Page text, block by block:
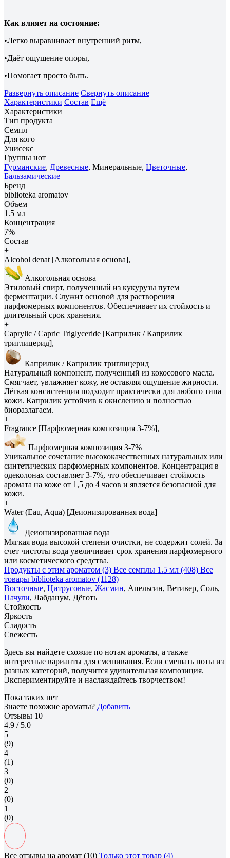
Как влияет на состояние:
•Легко выравнивает внутренний ритм,
•Даёт ощущение опоры,
•Помогает просто быть.
Развернуть описание Свернуть описание
Характеристики Состав Ещё
Характеристики
Тип продукта
Семпл
Для кого
Унисекс
Группы нот
Гурманские, Древесные, Минеральные, Цветочные,
Бальзамические
Бренд
biblioteka aromatov
Объем
1.5 мл
Концентрация
7%
Состав
+
Alcohol denat [Алкогольная основа],
Алкогольная основа
Этиловый спирт, полученный из кукурузы путем
ферментации. Служит основой для растворения
парфюмерных компонентов. Обеспечивает их стойкость и
длительный срок хранения.
+
Caprylic / Capric Triglyceride [Каприлик / Каприлик
триглицерид],
Каприлик / Каприлик триглицерид
Натуральный компонент, полученный из кокосового масла.
Смягчает, увлажняет кожу, не оставляя ощущение жирности.
Лёгкая консистенция подходит практически для любого типа
кожи. Каприлик устойчив к окислению и полностью
биоразлагаем.
+
Fragrance [Парфюмерная композиция 3-7%],
Парфюмерная композиция 3-7%
Уникальное сочетание высококачественных натуральных или
синтетических парфюмерных компонентов. Концентрация в
одеколонах составляет 3-7%, что обеспечивает стойкость
аромата на коже от 1,5 до 4 часов и является безопасной для
кожи.
+
Water (Eau, Aqua) [Деионизированная вода]
Деионизированная вода
Мягкая вода высокой степени очистки, не содержит солей. За
счет чистоты вода увеличивает срок хранения парфюмерного
или косметического средства.
Продукты с этим ароматом (3) Все семплы 1.5 мл (408) Все
товары biblioteka aromatov (1128)
Восточные, Цитрусовые, Жасмин, Апельсин, Ветивер, Соль,
Пачули, Лабданум, Дёготь
Стойкость
Яркость
Сладость
Свежесть
Здесь вы найдете схожие по нотам ароматы, а также
интересные варианты для смешивания. Если смешать ноты из
разных категорий, получится удивительная композиция.
Экспериментируйте и наслаждайтесь творчеством!
Пока таких нет
Знаете похожие ароматы? Добавить
Отзывы 10
4.9 / 5.0
5
(9)
4
(1)
3
(0)
2
(0)
1
(0)
Все отзывы на аромат (10) Только этот товар (4)